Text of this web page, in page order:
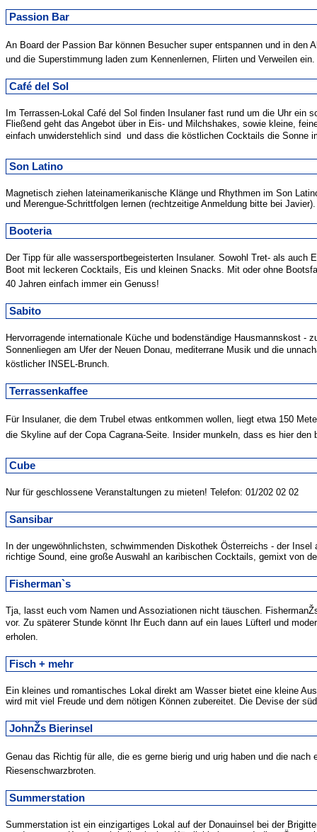
Passion Bar
An Board der Passion Bar können Besucher super entspannen und in
und die Superstimmung laden zum Kennenlernen, Flirten und Verweilen ein.
Café del Sol
Im Terrassen-Lokal Café del Sol finden Insulaner fast rund um die Uhr
Fließend geht das Angebot über in Eis- und Milchshakes, sowie kleine,
einfach unwiderstehlich sind  und dass die köstlichen Cocktails die
Son Latino
Magnetisch ziehen lateinamerikanische Klänge und Rhythmen im Son
und Merengue-Schrittfolgen lernen (rechtzeitige Anmeldung bitte bei
Booteria
Der Tipp für alle wassersportbegeisterten Insulaner. Sowohl Tret- als
Boot mit leckeren Cocktails, Eis und kleinen Snacks. Mit oder ohne
40 Jahren einfach immer ein Genuss!
Sabito
Hervorragende internationale Küche und bodenständige Hausmannskost
Sonnenliegen am Ufer der Neuen Donau, mediterrane Musik und die
köstlicher INSEL-Brunch.
Terrassenkaffee
Für Insulaner, die dem Trubel etwas entkommen wollen, liegt etwa 150
die Skyline auf der Copa Cagrana-Seite. Insider munkeln, dass es hier
Cube
Nur für geschlossene Veranstaltungen zu mieten! Telefon: 01/202 02 02
Sansibar
In der ungewöhnlichsten, schwimmenden Diskothek Österreichs - der
richtige Sound, eine große Auswahl an karibischen Cocktails, gemixt von
Fisherman`s
Tja, lasst euch vom Namen und Assoziationen nicht täuschen.
vor. Zu späterer Stunde könnt Ihr Euch dann auf ein laues Lüfterl und
erholen.
Fisch + mehr
Ein kleines und romantisches Lokal direkt am Wasser bietet eine kleine
wird mit viel Freude und dem nötigen Können zubereitet. Die Devise der
JohnŽs Bierinsel
Genau das Richtig für alle, die es gerne bierig und urig haben und die
Riesenschwarzbroten.
Summerstation
Summerstation ist ein einzigartiges Lokal auf der Donauinsel bei der